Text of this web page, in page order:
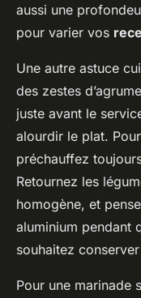
aussi une
pour varier vos
Une autre astuce
des zestes
juste avant le
alourdir le plat.
préchauffez
Retournez les
homogène, et
aluminium pendant
souhaitez
Pour une marinade